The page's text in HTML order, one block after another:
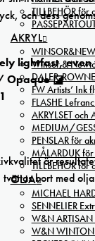
TILLBEHÖR för
AKRYL
Winsor &
DALER-
FW Artists’ Ink
FLASHE
AKRYLSET och
MEDIUM/
PENSLAR för
MÅLARDUK
TILLBEHÖR för
OLJA
MICHAEL
SENNELIER
W&N
W&N
och dess
lightfast,
Opaque ◪
är
bort med